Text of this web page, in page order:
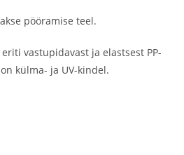
pööramise teel.
vastupidavast ja elastsest PP-
külma- ja UV-kindel.